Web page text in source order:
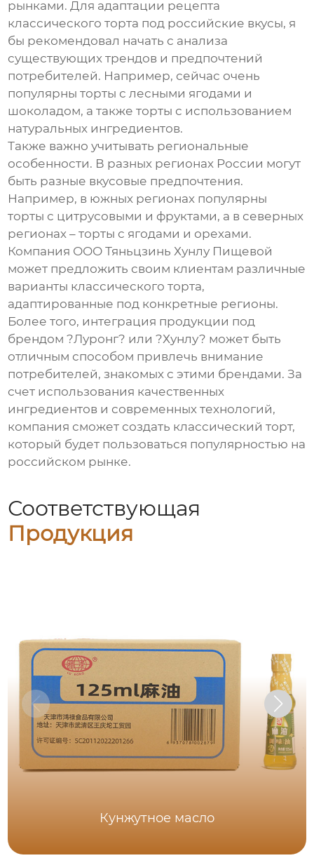
рынками. Для адаптации рецепта
классического торта под российские вкусы, я
бы рекомендовал начать с анализа
существующих трендов и предпочтений
потребителей. Например, сейчас очень
популярны торты с лесными ягодами и
шоколадом, а также торты с использованием
натуральных ингредиентов.
Также важно учитывать региональные
особенности. В разных регионах России могут
быть разные вкусовые предпочтения.
Например, в южных регионах популярны
торты с цитрусовыми и фруктами, а в северных
регионах – торты с ягодами и орехами.
Компания ООО Тяньцзинь Хунлу Пищевой
может предложить своим клиентам различные
варианты классического торта,
адаптированные под конкретные регионы.
Более того, интеграция продукции под
брендом ?Луронг? или ?Хунлу? может быть
отличным способом привлечь внимание
потребителей, знакомых с этими брендами. За
счет использования качественных
ингредиентов и современных технологий,
компания сможет создать классический торт,
который будет пользоваться популярностью на
российском рынке.
Соответствующая
Продукция
Кунжутное масло